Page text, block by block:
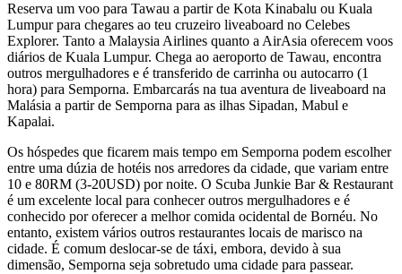
Reserva um voo para Tawau a partir de Kota Kinabalu ou Kuala
Lumpur para chegares ao teu cruzeiro liveaboard no Celebes
Explorer. Tanto a Malaysia Airlines quanto a AirAsia oferecem voos
diários de Kuala Lumpur. Chega ao aeroporto de Tawau, encontra
outros mergulhadores e é transferido de carrinha ou autocarro (1
hora) para Semporna. Embarcarás na tua aventura de liveaboard na
Malásia a partir de Semporna para as ilhas Sipadan, Mabul e
Kapalai.
Os hóspedes que ficarem mais tempo em Semporna podem escolher
entre uma dúzia de hotéis nos arredores da cidade, que variam entre
10 e 80RM (3-20USD) por noite. O Scuba Junkie Bar & Restaurant
é um excelente local para conhecer outros mergulhadores e é
conhecido por oferecer a melhor comida ocidental de Bornéu. No
entanto, existem vários outros restaurantes locais de marisco na
cidade. É comum deslocar-se de táxi, embora, devido à sua
dimensão, Semporna seja sobretudo uma cidade para passear.